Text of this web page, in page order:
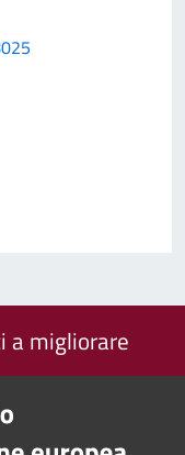
a migliorare